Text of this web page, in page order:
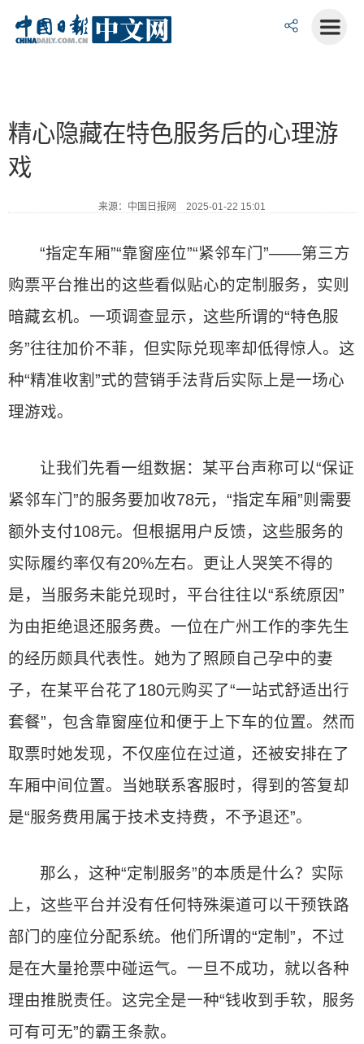
精心隐藏在特色服务后的心理游
戏
来源：中国日报网 2025-01-22 15:01
“指定车厢”“靠窗座位”“紧邻车门”——第三方
购票平台推出的这些看似贴心的定制服务，实则
暗藏玄机。一项调查显示，这些所谓的“特色服
务”往往加价不菲，但实际兑现率却低得惊人。这
种“精准收割”式的营销手法背后实际上是一场心
理游戏。
让我们先看一组数据：某平台声称可以“保证
紧邻车门”的服务要加收78元，“指定车厢”则需要
额外支付108元。但根据用户反馈，这些服务的
实际履约率仅有20%左右。更让人哭笑不得的
是，当服务未能兑现时，平台往往以“系统原因”
为由拒绝退还服务费。一位在广州工作的李先生
的经历颇具代表性。她为了照顾自己孕中的妻
子，在某平台花了180元购买了“一站式舒适出行
套餐”，包含靠窗座位和便于上下车的位置。然而
取票时她发现，不仅座位在过道，还被安排在了
车厢中间位置。当她联系客服时，得到的答复却
是“服务费用属于技术支持费，不予退还”。
那么，这种“定制服务”的本质是什么？实际
上，这些平台并没有任何特殊渠道可以干预铁路
部门的座位分配系统。他们所谓的“定制”，不过
是在大量抢票中碰运气。一旦不成功，就以各种
理由推脱责任。这完全是一种“钱收到手软，服务
可有可无”的霸王条款。